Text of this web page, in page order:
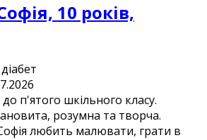
10 років,
п'ятого шкільного класу.
розумна та творча.
любить малювати, грати в